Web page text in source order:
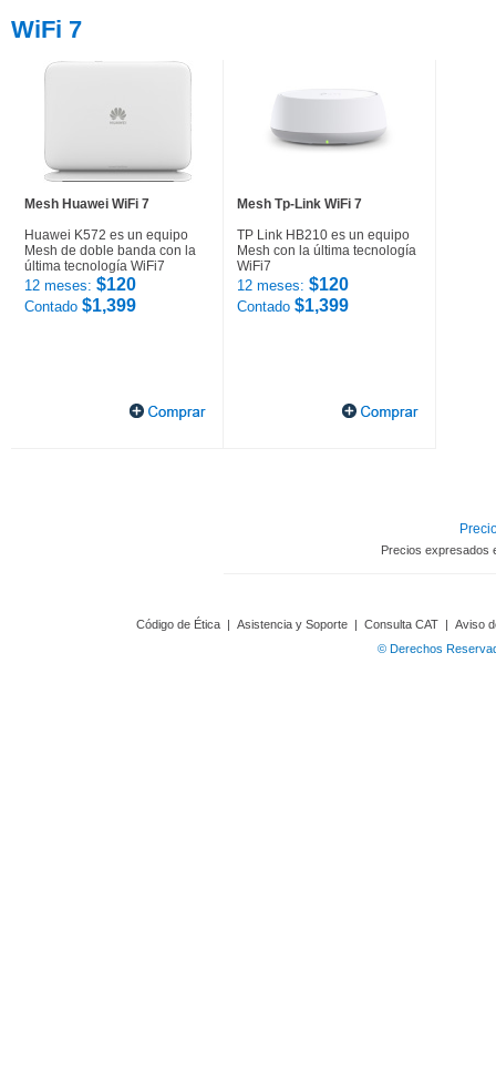
WiFi 7
Mesh Huawei WiFi 7
Huawei K572 es un equipo
Mesh de doble banda con la
última tecnología WiFi7
12 meses: $120
Contado $1,399
Mesh Tp-Link WiFi 7
TP Link HB210 es un equipo
Mesh con la última tecnología
WiFi7
12 meses: $120
Contado $1,399
Precios expresados
Código de Ética | Asistencia y Soporte | Consulta CAT | Aviso
© Derechos